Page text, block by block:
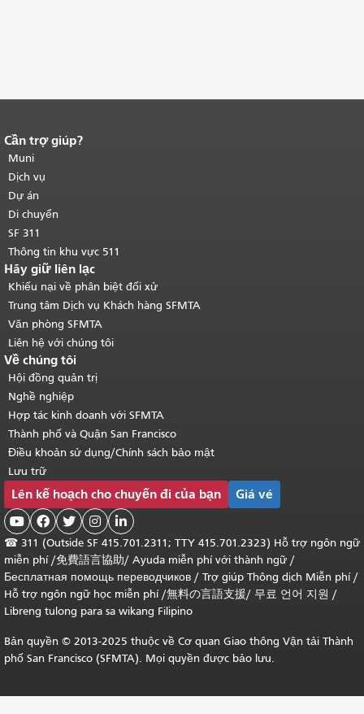
Kết thúc nội dung trang.
của trang này được lặp lại trên mọi
trang.Quay lại đầu trang nội dung
chính.
Cần trợ giúp?
Muni
Dịch vụ
Dự án
Di chuyển
SF 311
Thông tin khu vực 511
Hãy giữ liên lạc
Khiếu nại về phân biệt đối xử
Trung tâm Dịch vụ Khách hàng SFMTA
Văn phòng SFMTA
Liên hệ với chúng tôi
Về chúng tôi
Hội đồng quản trị
Nghề nghiệp
Hợp tác kinh doanh với SFMTA
Thành phố và Quận San Francisco
Điều khoản sử dụng/Chính sách bảo mật
Lưu trữ
Lên kế hoạch cho chuyến đi của bạn Giá vé
    
☎ 311 (Outside SF 415.701.2311; TTY 415.701.2323) Hỗ trợ ngôn ngữ
miễn phí /免費語言協助/ Ayuda miễn phí với thành ngữ /
Бесплатная помощь переводчиков / Trợ giúp Thông dịch Miễn phí/
Hỗ trợ ngôn ngữ học miễn phí/無料の言語支援/ 무료 언어 지원 /
Libreng tulong para sa wikang Filipino
Bản quyền © 2013-2025 thuộc về Cơ quan Giao thông Vận tải Thành
phố San Francisco (SFMTA). Mọi quyền được bảo lưu.